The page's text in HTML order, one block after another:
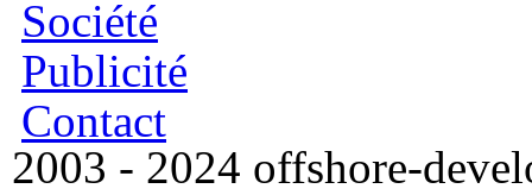
Société
Publicité
Contact
2003 - 2024 offshore-